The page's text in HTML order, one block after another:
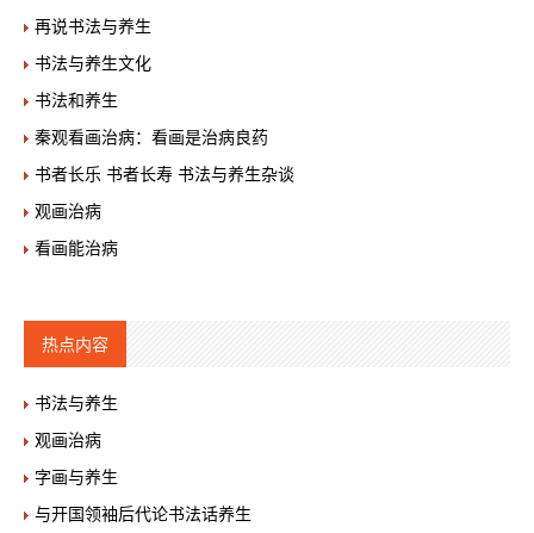
再说书法与养生
书法与养生文化
书法和养生
秦观看画治病：看画是治病良药
书者长乐 书者长寿 书法与养生杂谈
观画治病
看画能治病
热点内容
书法与养生
观画治病
字画与养生
与开国领袖后代论书法话养生